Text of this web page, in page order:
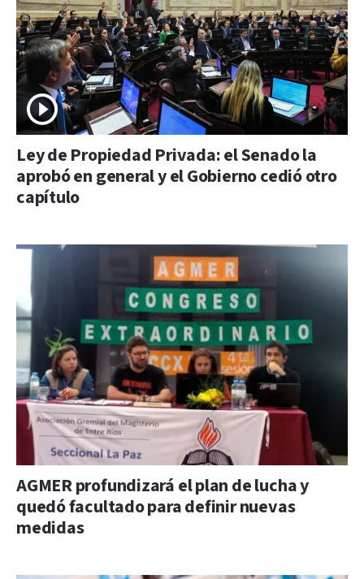
Ley de Propiedad Privada: el Senado la
aprobó en general y el Gobierno cedió otro
capítulo
AGMER profundizará el plan de lucha y
quedó facultado para definir nuevas
medidas